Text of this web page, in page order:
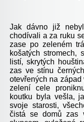
Jak dávno již
chodívali a za ruku
zase po zeleném
košatých stromech,
listí, skrytých
zas ve stínu
otevřených na
zelení cele
koutku byla vešla,
svoje starosti,
čistá se domů zas